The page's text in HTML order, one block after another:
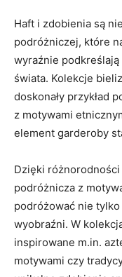
Haft i zdobienia są
podróżniczej, które‌
wyraźnie
świata. Kolekcje
doskonały przykład
z motywami
element garderoby
Dzięki
podróżnicza z
⁢podróżować nie
wyobraźni. W
inspirowane ‌m.in.
motywami⁢ czy